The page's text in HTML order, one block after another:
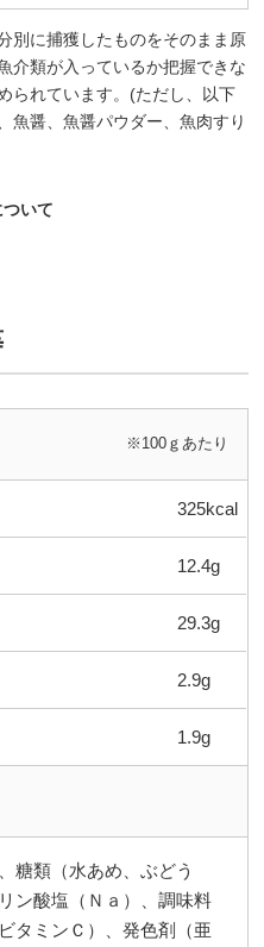
別に捕獲したものをそのまま原
介類が入っているか把握できな
られています。(ただし、以下
魚醤、魚醤パウダー、魚肉すり
いて
※100ｇあたり
325kcal
12.4g
29.3g
2.9g
1.9g
糖類（水あめ、ぶどう
ン酸塩（Ｎａ）、調味料
タミンＣ）、発色剤（亜